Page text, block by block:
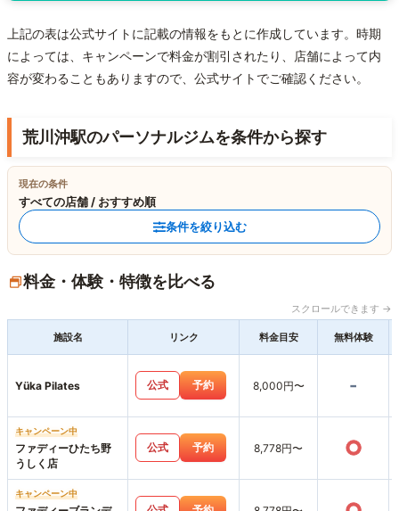
上記の表は公式サイトに記載の情報をもとに作成しています。時期
によっては、キャンペーンで料金が割引されたり、店舗によって内
容が変わることもありますので、公式サイトでご確認ください。
荒川沖駅のパーソナルジムを条件から探す
現在の条件
すべての店舗 / おすすめ順
条件を絞り込む
料金・体験・特徴を比べる
スクロールできます →
施設名 リンク 料金目安 無料体験
Yüka Pilates 公式 予約 8,000円〜 -
キャンペーン中
ファディーひたち野
うしく店
公式 予約 8,778円〜 ○
キャンペーン中